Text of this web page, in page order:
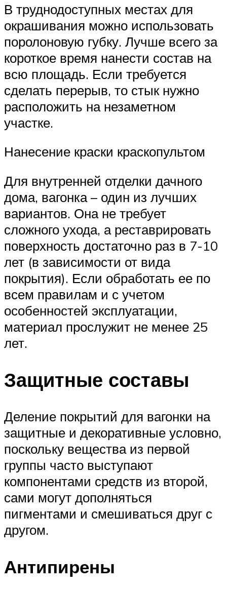
В труднодоступных местах для
окрашивания можно использовать
поролоновую губку. Лучше всего за
короткое время нанести состав на
всю площадь. Если требуется
сделать перерыв, то стык нужно
расположить на незаметном
участке.
Нанесение краски краскопультом
Для внутренней отделки дачного
дома, вагонка – один из лучших
вариантов. Она не требует
сложного ухода, а реставрировать
поверхность достаточно раз в 7-10
лет (в зависимости от вида
покрытия). Если обработать ее по
всем правилам и с учетом
особенностей эксплуатации,
материал прослужит не менее 25
лет.
Защитные составы
Деление покрытий для вагонки на
защитные и декоративные условно,
поскольку вещества из первой
группы часто выступают
компонентами средств из второй,
сами могут дополняться
пигментами и смешиваться друг с
другом.
Антипирены